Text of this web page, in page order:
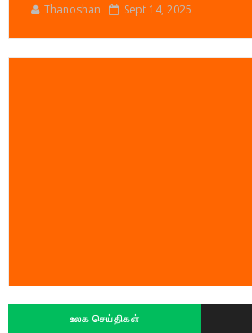
Thanoshan Sept 14, 2025
உலக செய்திகள்